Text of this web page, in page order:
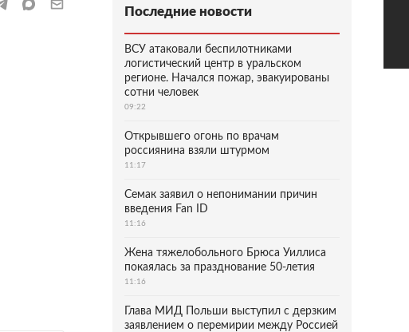
Последние новости
ВСУ атаковали беспилотниками
логистический центр в уральском
регионе. Начался пожар, эвакуированы
сотни человек
09:22
Открывшего огонь по врачам
россиянина взяли штурмом
11:17
Семак заявил о непонимании причин
введения Fan ID
11:16
Жена тяжелобольного Брюса Уиллиса
покаялась за празднование 50-летия
11:16
Глава МИД Польши выступил с дерзким
заявлением о перемирии между Россией